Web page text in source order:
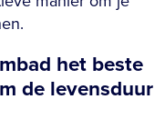
het beste
de levensduur